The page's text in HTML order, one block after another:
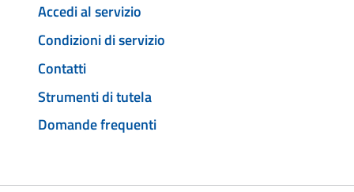
Accedi al servizio
Condizioni di servizio
Contatti
Strumenti di tutela
Domande frequenti